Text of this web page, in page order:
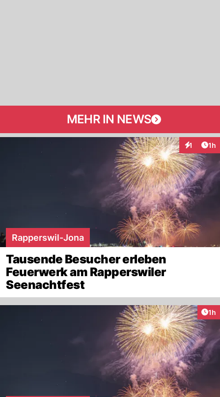
MEHR IN NEWS
1 1h
Rapperswil-Jona
Tausende Besucher erleben
Feuerwerk am Rapperswiler
Seenachtfest
1h